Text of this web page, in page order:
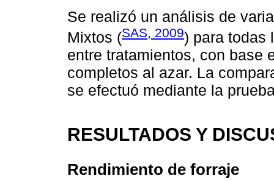
Se realizó un análisis de
Mixtos (SAS, 2009) para todas
entre tratamientos, con base
completos al azar. La
se efectuó mediante la
RESULTADOS Y
Rendimiento de forraje